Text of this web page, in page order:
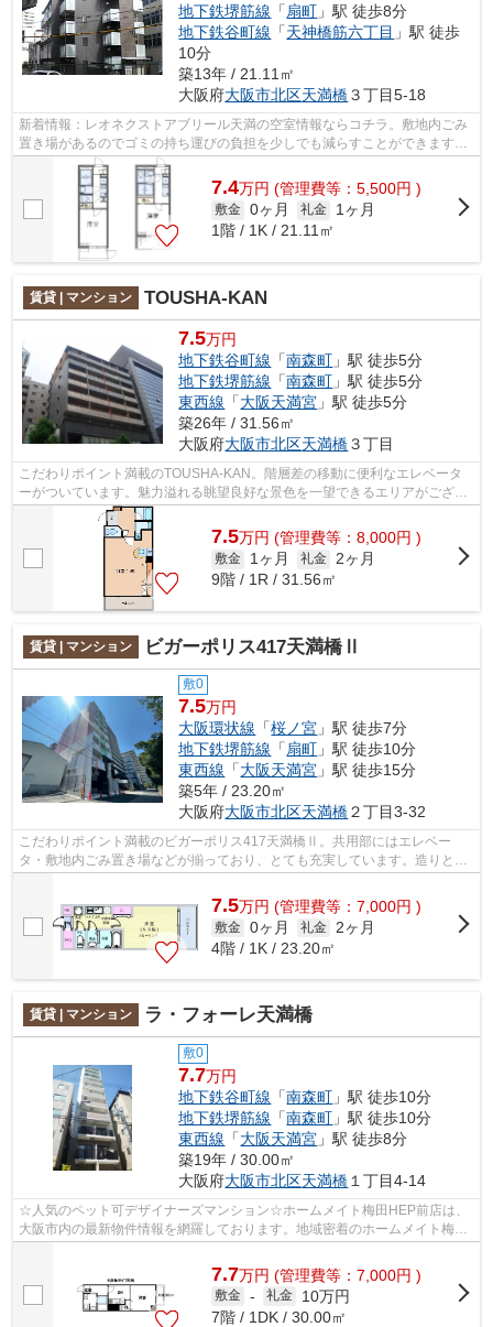
地下鉄堺筋線 「 扇町 」駅 徒歩8分
地下鉄谷町線 「天神橋筋六丁目 」駅 徒歩
10分
築13年 / 21.11㎡
大阪府大阪市北区天満橋３丁目5-18
新着情報：レオネクストアブリール天満の空室情報ならコチラ。敷地内ごみ
置き場があるのでゴミの持ち運びの負担を少しでも減らすことができます。
防犯対策もバッチリなマンションタイ...
7.4万円 (管理費等：5,500円 )
敷金 0ヶ月 礼金
1ヶ月
1階 / 1K / 21.11㎡
賃貸 | マンション TOUSHA-KAN
7.5万円
地下鉄谷町線 「南森町 」駅 徒歩5分
地下鉄堺筋線 「南森町 」駅 徒歩5分
東西線 「大阪天満宮 」駅 徒歩5分
築26年 / 31.56㎡
大阪府大阪市北区天満橋３丁目
こだわりポイント満載のTOUSHA-KAN。階層差の移動に便利なエレベータ
ーがついています。魅力溢れる眺望良好な景色を一望できるエリアがござい
ます。プライバシーをしっかり守れる、安...
7.5万円 (管理費等：8,000円 )
敷金 1ヶ月 礼金 2ヶ月
9階 / 1R / 31.56㎡
賃貸 | マンション ビガーポリス417天満橋Ⅱ
敷0
7.5万円
大阪環状線 「桜ノ宮 」駅 徒歩7分
地下鉄堺筋線 「扇町 」駅 徒歩10分
東西線 「大阪天満宮 」駅 徒歩15分
築5年 / 23.20㎡
大阪府大阪市北区天満橋２丁目3-32
こだわりポイント満載のビガーポリス417天満橋Ⅱ。共用部にはエレベー
タ・敷地内ごみ置き場などが揃っており、とても充実しています。造りとデ
7.5万円 (管理費等：7,000円 )
敷金 0ヶ月 礼金
2ヶ月
4階 / 1K / 23.20㎡
賃貸 | マンション ラ・フォーレ天満橋
敷0
7.7万円
地下鉄谷町線 「南森町 」駅 徒歩10分
地下鉄堺筋線 「南森町 」駅 徒歩10分
東西線 「大阪天満宮 」駅 徒歩8分
築19年 / 30.00㎡
大阪府大阪市北区天満橋１丁目4-14
☆人気のペット可デザイナーズマンション☆ホームメイト梅田HEP前店は、
大阪市内の最新物件情報を網羅しております。地域密着のホームメイト梅田
7.7万円 (管理費等：7,000円 )
敷金 - 礼金
10万円
7階 / 1DK / 30.00㎡